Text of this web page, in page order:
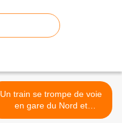
Un train se trompe de voie
en gare du Nord et
provoque 3 heures de